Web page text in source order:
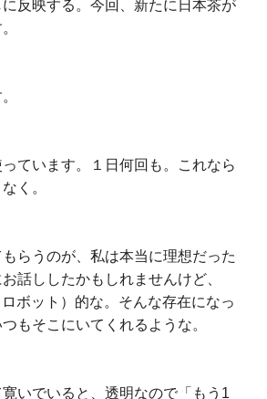
反映する。今回、新たに日本茶が
ています。１日何回も。これなら
く。
らうのが、私は本当に理想だった
話ししたかもしれませんけど、
ロボット）的な。そんな存在になっ
もそこにいてくれるような。
いでいると、透明なので「もう1